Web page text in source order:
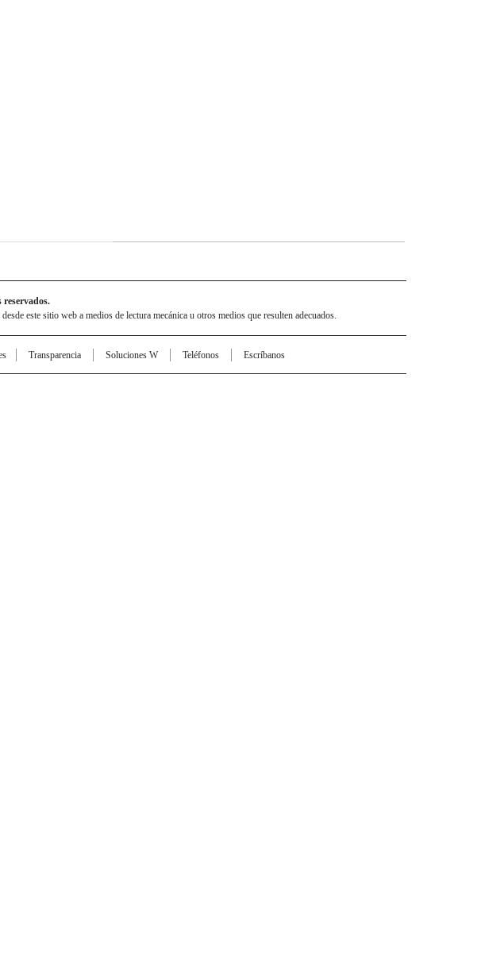
este sitio web a medios de lectura mecánica u otros medios que resulten adecuados.
Transparencia Soluciones W Teléfonos Escríbanos